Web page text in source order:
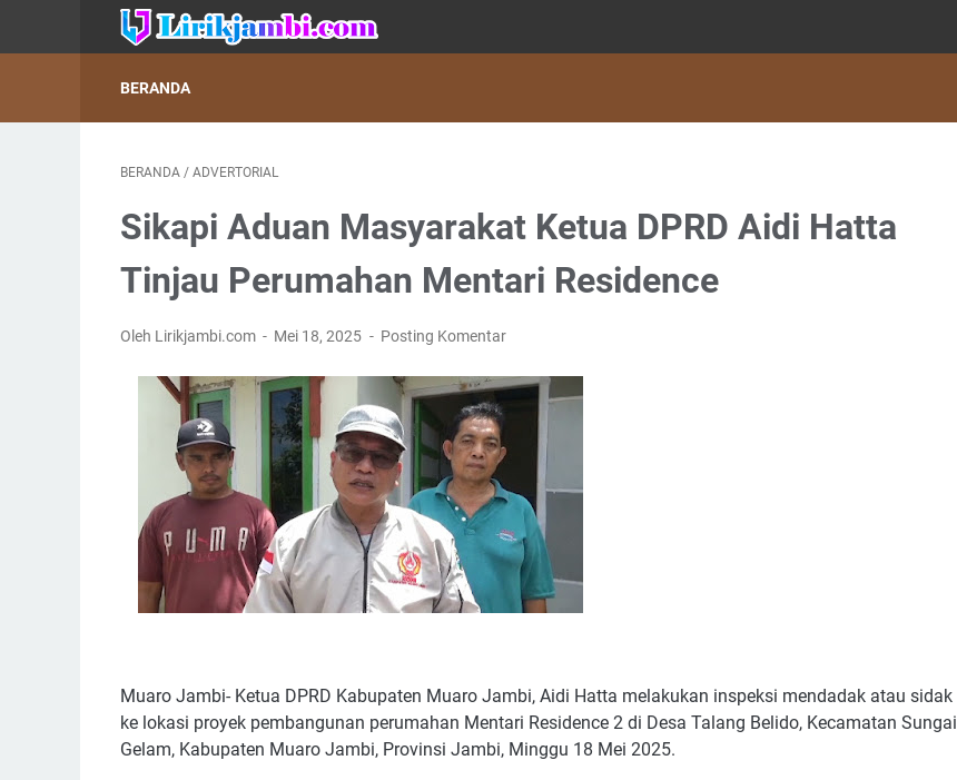
BERANDA
BERANDA / ADVERTORIAL
Sikapi Aduan Masyarakat Ketua DPRD Aidi Hatta
Tinjau Perumahan Mentari Residence
Oleh Lirikjambi.com Mei 18, 2025 Posting Komentar
Muaro Jambi- Ketua DPRD Kabupaten Muaro Jambi, Aidi Hatta melakukan inspeksi mendadak atau sidak
ke lokasi proyek pembangunan perumahan Mentari Residence 2 di Desa Talang Belido, Kecamatan Sungai
Gelam, Kabupaten Muaro Jambi, Provinsi Jambi, Minggu 18 Mei 2025.